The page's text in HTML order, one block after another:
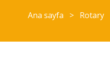
Ana sayfa > Rotary